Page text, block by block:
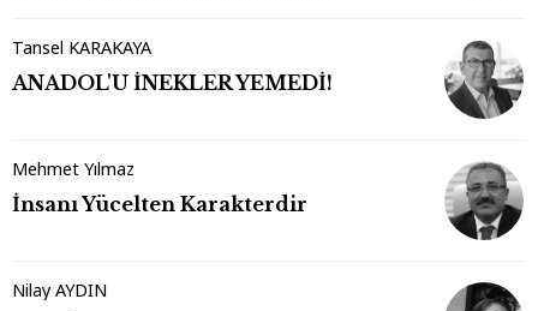
Tansel KARAKAYA
ANADOL'U İNEKLER YEMEDİ!
Mehmet Yılmaz
İnsanı Yücelten Karakterdir
Nilay AYDIN